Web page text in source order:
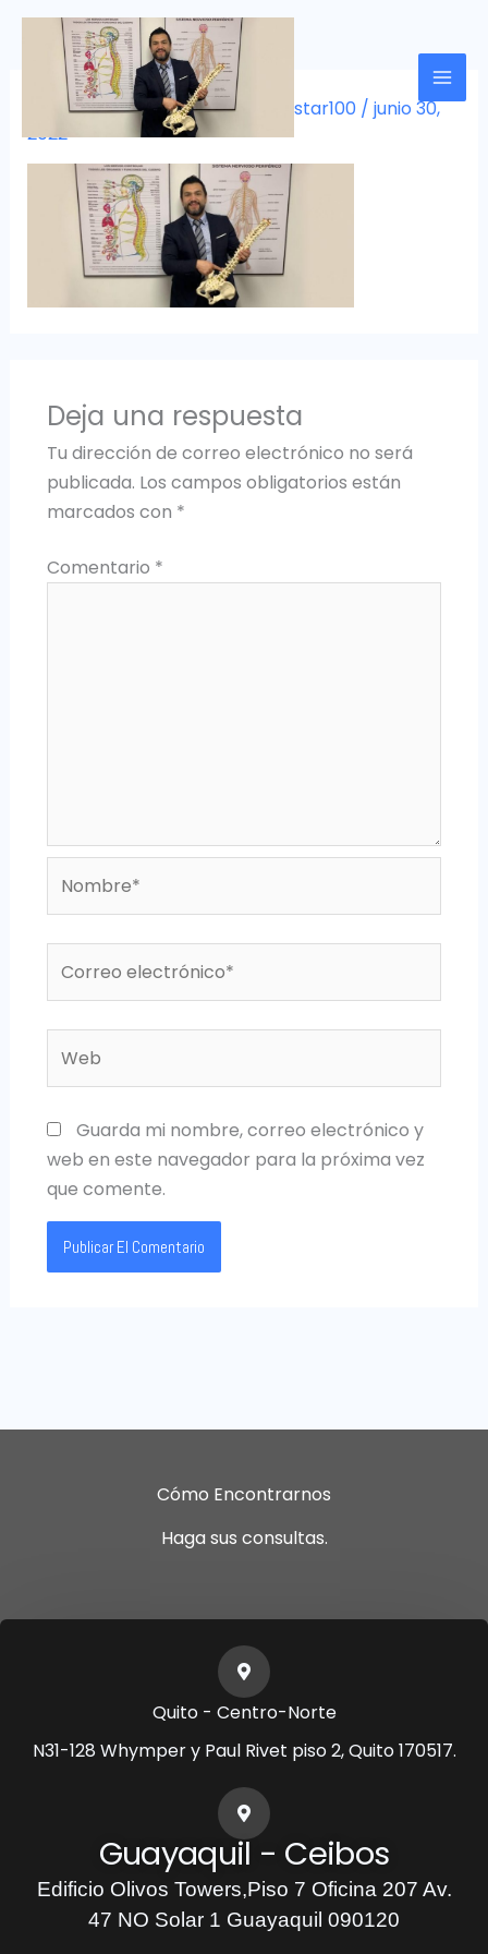
contenido
Deja un comentario/ Por Bienestar100 / junio 30,
2022
Deja una respuesta
Tu dirección de correo electrónico no será
publicada. Los campos obligatorios están
marcados con *
Comentario *
electrónico*
Guarda mi nombre, correo electrónico y
web en este navegador para la próxima vez
que comente.
Cómo Encontrarnos
Haga sus consultas.
Quito - Centro-Norte
N31-128 Whymper y Paul Rivet piso 2, Quito 170517.
Guayaquil - Ceibos
Edificio Olivos Towers,Piso 7 Oficina 207 Av.
47 NO Solar 1 Guayaquil 090120